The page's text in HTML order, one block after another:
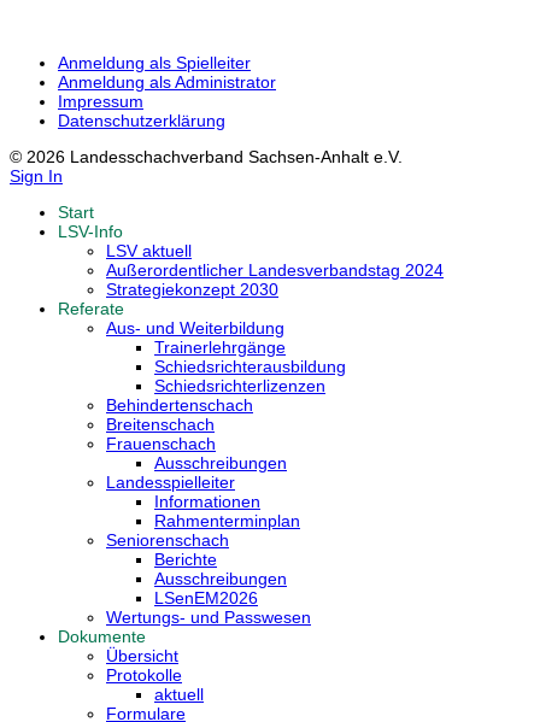
Anmeldung als Spielleiter
Anmeldung als Administrator
Impressum
Datenschutzerklärung
© 2026 Landesschachverband Sachsen-Anhalt e.V.
Sign In
Start
LSV-Info
LSV aktuell
Außerordentlicher Landesverbandstag 2024
Strategiekonzept 2030
Referate
Aus- und Weiterbildung
Trainerlehrgänge
Schiedsrichterausbildung
Schiedsrichterlizenzen
Behindertenschach
Breitenschach
Frauenschach
Ausschreibungen
Landesspielleiter
Informationen
Rahmenterminplan
Seniorenschach
Berichte
Ausschreibungen
LSenEM2026
Wertungs- und Passwesen
Dokumente
Übersicht
Protokolle
aktuell
Formulare